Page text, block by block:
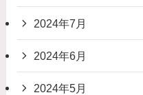
2024年7月
2024年6月
2024年5月